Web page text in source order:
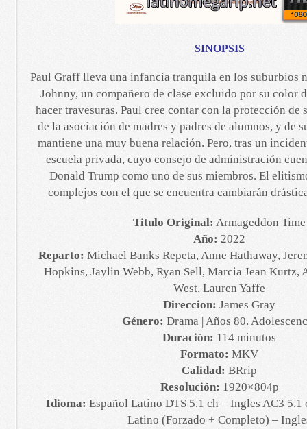
SINOPSIS
Paul Graff lleva una infancia tranquila en los suburbios
Johnny, un compañero de clase excluido por su color
hacer travesuras. Paul cree contar con la protección de
de la asociación de madres y padres de alumnos, y de
mantiene una muy buena relación. Pero, tras un
escuela privada, cuyo consejo de administración
Donald Trump como uno de sus miembros. El
complejos con el que se encuentra cambiarán
Titulo Original: Armageddon Time
Año: 2022
Reparto: Michael Banks Repeta, Anne Hathaway,
Hopkins, Jaylin Webb, Ryan Sell, Marcia Jean Kurtz,
West, Lauren Yaffe
Direccion: James Gray
Género: Drama | Años 80.
Duración: 114 minutos
Formato: MKV
Calidad: BRrip
Resolución: 1920×804p
Idioma: Español Latino DTS 5.1 ch – Ingles AC3 5.1
Latino (Forzado + Completo) –